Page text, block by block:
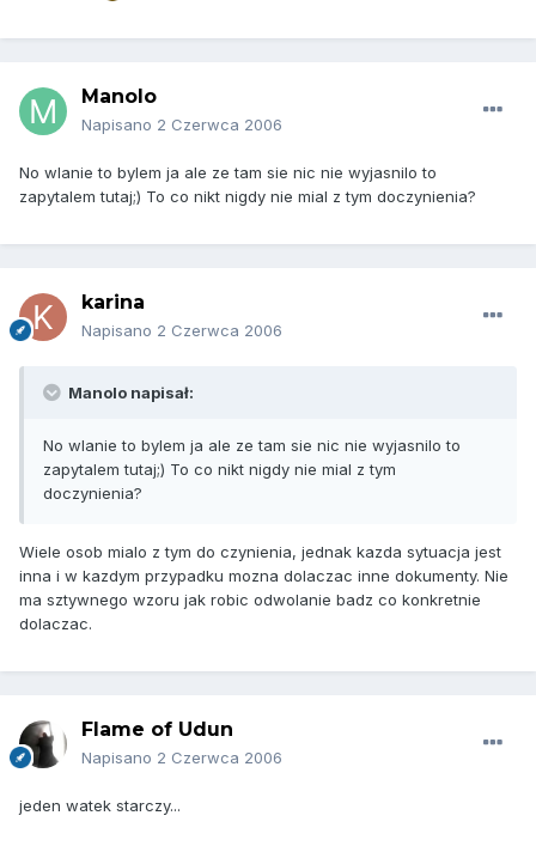
Manolo
Napisano 2 Czerwca 2006
No wlanie to bylem ja ale ze tam sie nic nie wyjasnilo to
zapytalem tutaj;) To co nikt nigdy nie mial z tym doczynienia?
karina
Napisano 2 Czerwca 2006
Manolo napisał:
No wlanie to bylem ja ale ze tam sie nic nie wyjasnilo to
zapytalem tutaj;) To co nikt nigdy nie mial z tym
doczynienia?
Wiele osob mialo z tym do czynienia, jednak kazda sytuacja jest
inna i w kazdym przypadku mozna dolaczac inne dokumenty. Nie
ma sztywnego wzoru jak robic odwolanie badz co konkretnie
dolaczac.
Flame of Udun
Napisano 2 Czerwca 2006
jeden watek starczy...